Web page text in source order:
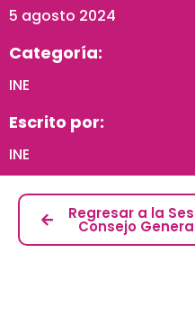
5 agosto 2024
Categoría:
INE
Escrito por:
INE
Regresar a la
Consejo